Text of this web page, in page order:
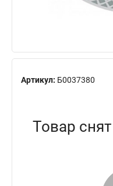
Артикул: Б0037380
Товар